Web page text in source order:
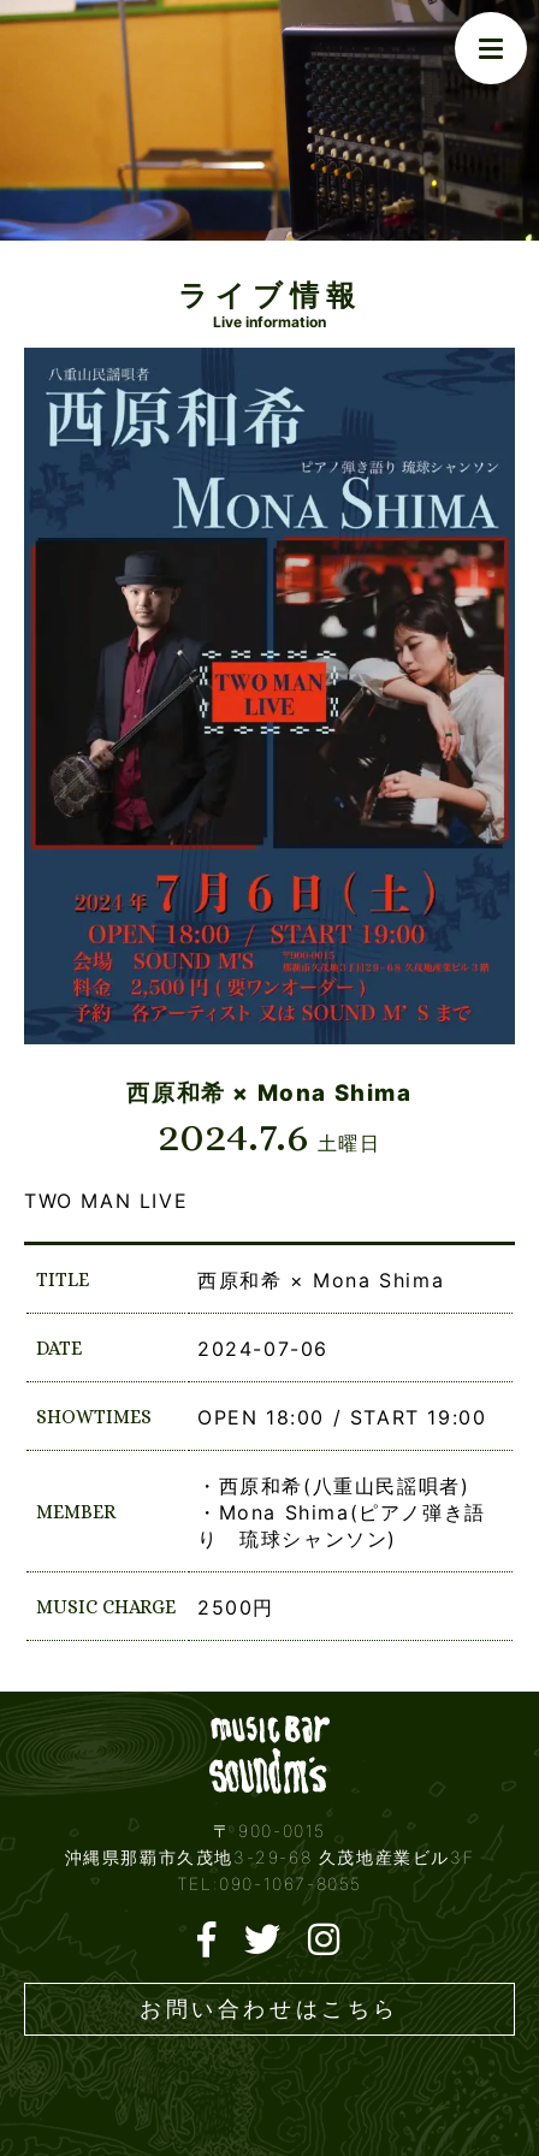
ライブ情報
Live information
西原和希 × Mona Shima
2024.7.6 土曜日
TWO MAN LIVE
TITLE 西原和希 × Mona Shima
DATE 2024-07-06
SHOWTIMES OPEN 18:00 / START 19:00
MEMBER
・西原和希(八重山民謡唄者)
・Mona Shima(ピアノ弾き語
り 琉球シャンソン)
MUSIC CHARGE 2500円
〒 900-0015
沖縄県那覇市久茂地3-29-68 久茂地産業ビル3F
TEL:090-1067-8055
お問い合わせはこちら